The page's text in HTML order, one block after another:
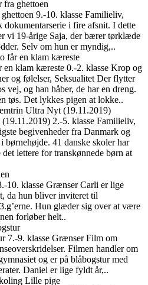
fra ghettoen
9.-10. klasse Familieliv,
dokumentarserie i fire afsnit. I dette
vi 19-årige Saja, der bærer tørklæde
Selv om hun er myndig,..
får en klam kæreste
en klam kæreste 0.-2. klasse Krop og
og følelser, Seksualitet Der flytter
vej, og han håber, de har en dreng.
tøs. Det lykkes pigen at lokke..
Ultra Nyt (19.11.2019)
2.-5. klasse Familieliv,
begivenheder fra Danmark og
børnehøjde. 41 danske skoler har
lettere for transkønnede børn at
10. klasse Grænser Carli er lige
da hun bliver inviteret til
Hun glæder sig over at være
forløber helt..
7.-9. klasse Grænser Film om
Filmen handler om
og er på blåbogstur med
Daniel er lige fyldt år,..
Lille pige